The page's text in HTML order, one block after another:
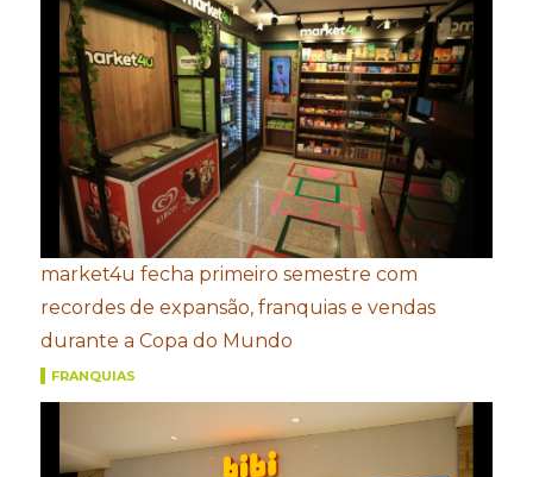
market4u fecha primeiro semestre com
recordes de expansão, franquias e vendas
durante a Copa do Mundo
FRANQUIAS